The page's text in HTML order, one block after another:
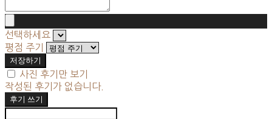
선택하세요
평점 주기
저장하기
사진 후기만 보기
작성된 후기가 없습니다.
후기 쓰기